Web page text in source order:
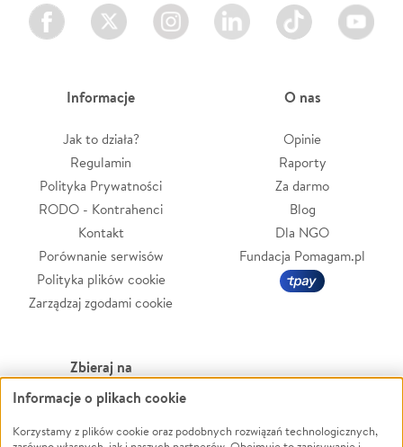
Facebook Twitter Instagram LinkedIn TikTok Youtube
Informacje
Jak to działa?
Regulamin
Polityka Prywatności
RODO - Kontrahenci
Kontakt
Porównanie serwisów
Polityka plików cookie
Zarządzaj zgodami cookie
O nas
Opinie
Raporty
Za darmo
Blog
Dla NGO
Fundacja Pomagam.pl
Zbieraj na
Leczenie
Zwierzęta
Powódź
Informacje o plikach cookie
Korzystamy z plików cookie oraz podobnych rozwiązań technologicznych,